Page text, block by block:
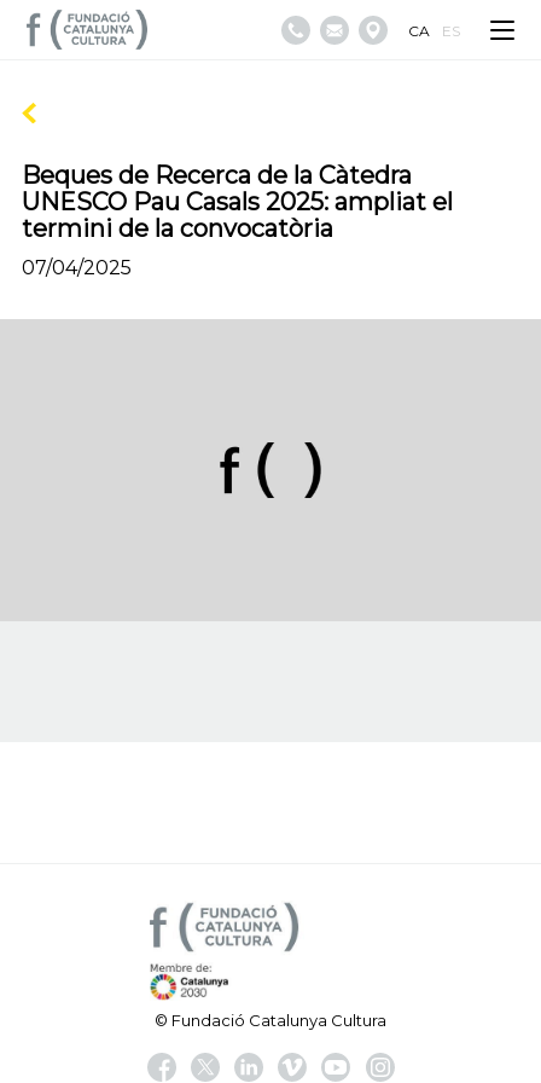
CA ES
Beques de Recerca de la Càtedra
UNESCO Pau Casals 2025: ampliat el
termini de la convocatòria
07/04/2025
© Fundació Catalunya Cultura